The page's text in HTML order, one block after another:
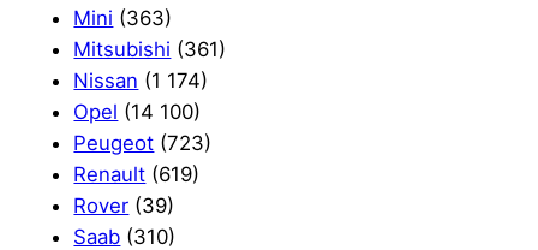
Mini (363)
Mitsubishi (361)
Nissan (1 174)
Opel (14 100)
Peugeot (723)
Renault (619)
Rover (39)
Saab (310)